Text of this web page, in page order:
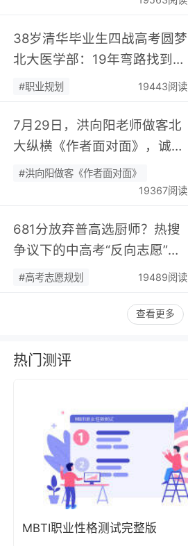
38岁清华毕业生四战高考圆梦
北大医学部：19年弯路找到终
身热爱，可幸又可惜！…
#职业规划 19443阅读
7月29日，洪向阳老师做客北
大纵横《作者面对面》，诚邀
您现场相聚！…
#洪向阳做客《作者面对面》
19367阅读
681分放弃普高选厨师？热搜
争议下的中高考“反向志愿”
潮，藏着职业规划新逻辑…
#高考志愿规划 19489阅读
查看更多
热门测评
MBTI职业性格测试完整版